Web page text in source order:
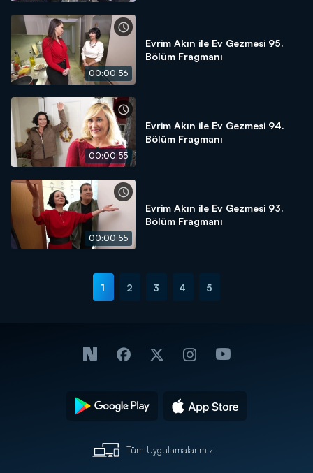
00:00:56
Evrim Akın ile Ev Gezmesi 95.
Bölüm Fragmanı
00:00:55
Evrim Akın ile Ev Gezmesi 94.
Bölüm Fragmanı
00:00:55
Evrim Akın ile Ev Gezmesi 93.
Bölüm Fragmanı
1 2 3 4 5
Tüm Uygulamalarımız